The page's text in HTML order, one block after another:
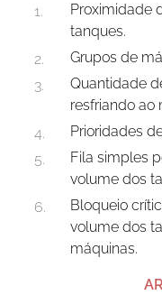
Proximidade
tanques.
Grupos de
Quantidade
resfriando ao
Prioridades
Fila simples
volume dos
Bloqueio
volume dos
máquinas.